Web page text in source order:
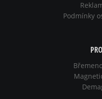
Podmínky